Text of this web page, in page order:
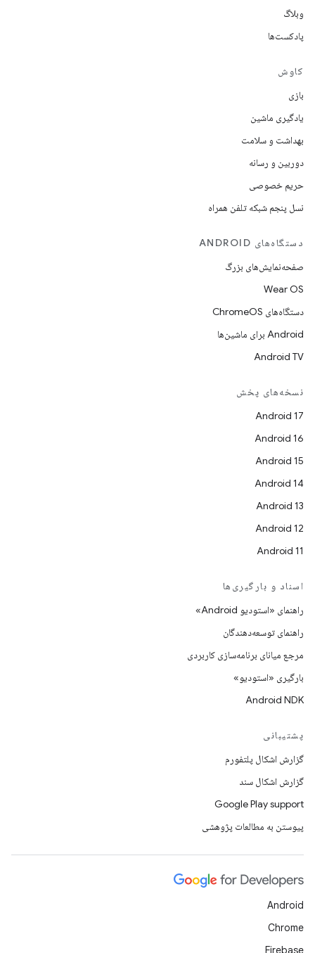
وبلاگ
پادکست‌ها
کاوش
بازی
یادگیری ماشین
بهداشت و سلامت
دوربین و رسانه
حریم خصوصی
نسل پنجم شبکه تلفن همراه
دستگاه‌های ANDROID
صفحه‌نمایش‌های بزرگ
Wear OS
دستگاه‌های ChromeOS
Android برای ماشین‌ها
Android TV
نسخه‌های پخش
Android 17
Android 16
Android 15
Android 14
Android 13
Android 12
Android 11
اسناد و بارگیری‌ها
راهنمای «استودیو Android»
راهنمای توسعه‌دهندگان
مرجع میانای برنامه‌سازی کاربردی
بارگیری «استودیو»
Android NDK
پشتیبانی
گزارش اشکال پلتفورم
گزارش اشکال سند
Google Play support
پیوستن به مطالعات پژوهشی
Android
Chrome
Firebase